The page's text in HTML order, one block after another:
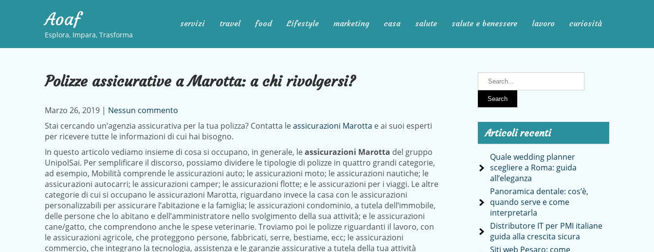
Aoaf
Esplora, Impara, Trasforma
servizi travel food Lifestyle marketing casa salute salute e benessere lavoro curiosità
Polizze assicurative a Marotta: a chi rivolgersi?
Marzo 26, 2019 | Nessun commento
Stai cercando un’agenzia assicurativa per la tua polizza? Contatta leassicurazioni Marotta e ai suoi esperti
per ricevere tutte le informazioni di cui hai bisogno.
In questo articolo vediamo insieme di cosa si occupano, in generale, leassicurazioni Marotta del gruppo
UnipolSai. Per semplificare il discorso, possiamo dividere le tipologie di polizze in quattro grandi categorie,
ad esempio, Mobilità comprende le assicurazioni auto; le assicurazioni moto; le assicurazioni nautiche; le
assicurazioni autocarri; le assicurazioni camper; le assicurazioni flotte; e le assicurazioni per i viaggi. Le altre
categorie di cui si occupano le assicurazioni Marotta, riguardano invece la casa con le assicurazioni
personalizzabili per assicurare l’abitazione e la famiglia; le assicurazioni condominio, a tutela dell’immobile,
delle persone che lo abitano e dell’amministratore nello svolgimento della sua attività; e le assicurazioni
cane/gatto, che comprendono anche le spese veterinarie. Troviamo poi le polizze riguardanti il lavoro, con
le assicurazioni agricole, che proteggono persone, fabbricati, serre, bestiame, ecc; le assicurazioni
commercio, che integrano la tecnologia, assistenza e le garanzie assicurative a tutela della tua attività
Articoli recenti
Quale wedding planner
scegliere a Roma: guida
all’eleganza
Panoramica dentale: cos’è,
quando serve e come
interpretarla
Distributore IT per PMI italiane
guida alla crescita sicura
Siti web Pesaro: come